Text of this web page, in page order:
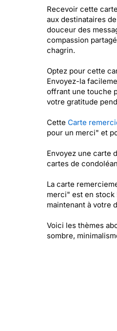
Recevoir cette
aux destinataires
douceur des
compassion
chagrin.
Optez pour cette
Envoyez-la
offrant une touche
votre gratitude
Cette Carte
pour un merci" et
Envoyez une carte
cartes de
La carte
merci" est en stock
maintenant à votre
Voici les thèmes
sombre,